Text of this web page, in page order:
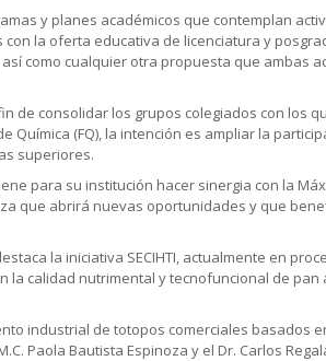
y planes académicos que contemplan
la oferta educativa de licenciatura y
como cualquier otra propuesta que ambas
de consolidar los grupos colegiados con los
(FQ), la intención es ampliar la
superiores.
para su institución hacer sinergia con la
que abrirá nuevas oportunidades y que
la iniciativa SECIHTI, actualmente en
calidad nutrimental y tecnofuncional de
industrial de totopos comerciales basados
Paola Bautista Espinoza y el Dr. Carlos